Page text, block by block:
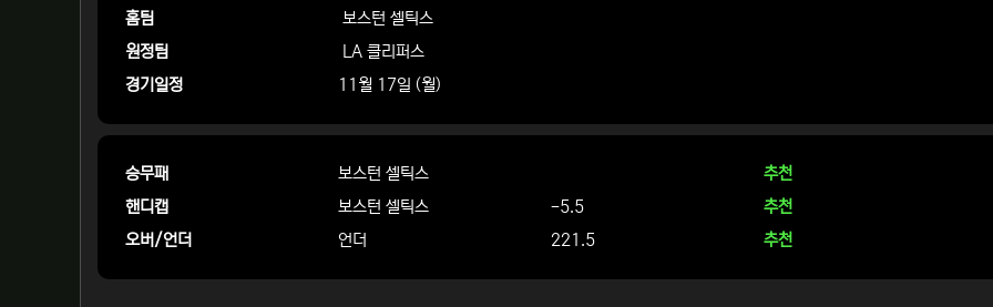
홈팀
보스턴 셀틱스
원정팀
LA 클리퍼스
경기일정
11월 17일 (월)
승무패 보스턴 셀틱스
추천
핸디캡
보스턴 셀틱스 -5.5
추천
오버/언더
언더 221.5 추천